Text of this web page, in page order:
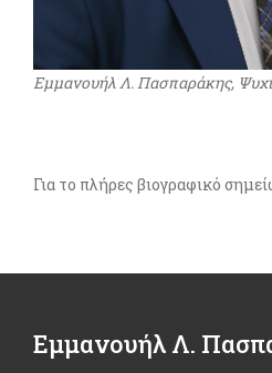
Εμμανουήλ Λ. Πασπαράκης,
Για το πλήρες βιογραφικό
Εμμανουήλ Λ.